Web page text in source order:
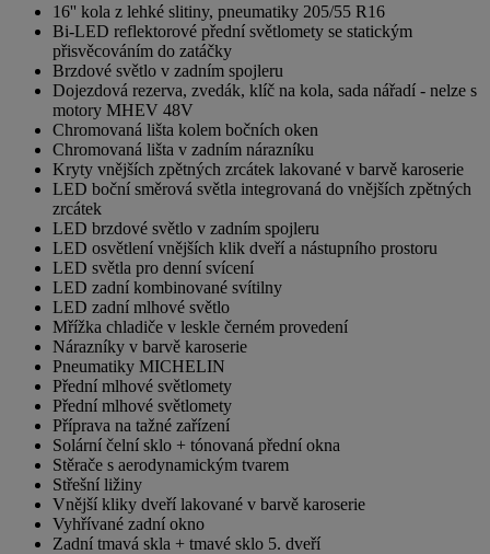
16'' kola z lehké slitiny, pneumatiky 205/55 R16
Bi-LED reflektorové přední světlomety se statickým
přisvěcováním do zatáčky
Brzdové světlo v zadním spojleru
Dojezdová rezerva, zvedák, klíč na kola, sada nářadí - nelze s
motory MHEV 48V
Chromovaná lišta kolem bočních oken
Chromovaná lišta v zadním nárazníku
Kryty vnějších zpětných zrcátek lakované v barvě karoserie
LED boční směrová světla integrovaná do vnějších zpětných
zrcátek
LED brzdové světlo v zadním spojleru
LED osvětlení vnějších klik dveří a nástupního prostoru
LED světla pro denní svícení
LED zadní kombinované svítilny
LED zadní mlhové světlo
Mřížka chladiče v leskle černém provedení
Nárazníky v barvě karoserie
Pneumatiky MICHELIN
Přední mlhové světlomety
Přední mlhové světlomety
Příprava na tažné zařízení
Solární čelní sklo + tónovaná přední okna
Stěrače s aerodynamickým tvarem
Střešní ližiny
Vnější kliky dveří lakované v barvě karoserie
Vyhřívané zadní okno
Zadní tmavá skla + tmavé sklo 5. dveří